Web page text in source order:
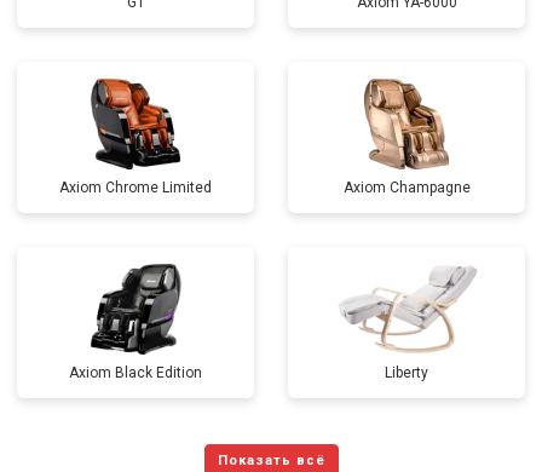
Axiom Chrome Limited Axiom Champagne
Axiom Black Edition Liberty